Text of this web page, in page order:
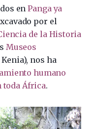
enPanga ya
por el
de la Historia
Museos
nos ha
humano
toda África.